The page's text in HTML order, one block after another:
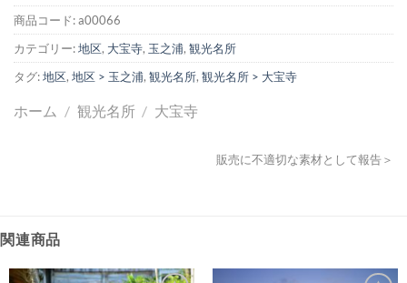
商品コード:a00066
カテゴリー:地区, 大宝寺, 玉之浦, 観光名所
タグ:地区, 地区 > 玉之浦, 観光名所, 観光名所 > 大宝寺
ホーム / 観光名所 / 大宝寺
販売に不適切な素材として報告＞
関連商品